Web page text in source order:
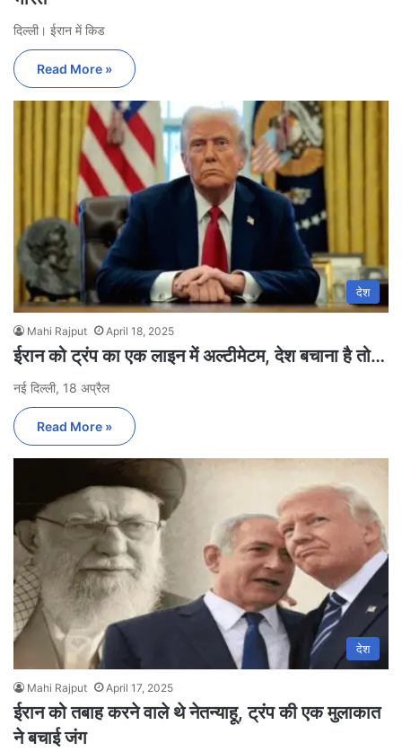
दिल्ली। ईरान में किड
Read More »
देश
Mahi Rajput April 18, 2025
ईरान को ट्रंप का एक लाइन में अल्टीमेटम, देश बचाना है तो…
नई दिल्ली, 18 अप्रैल
Read More »
देश
Mahi Rajput April 17, 2025
ईरान को तबाह करने वाले थे नेतन्याहू, ट्रंप की एक मुलाकात
ने बचाई जंग